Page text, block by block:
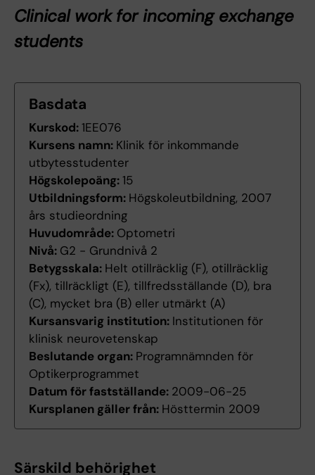
Clinical work for incoming exchange
students
Basdata
Kurskod:1EE076
Kursens namn: Klinik för inkommande
utbytesstudenter
Högskolepoäng:15
Utbildningsform: Högskoleutbildning, 2007
års studieordning
Huvudområde: Optometri
Nivå: G2 - Grundnivå 2
Betygsskala: Helt otillräcklig (F), otillräcklig
(Fx), tillräckligt (E), tillfredsställande (D), bra
(C), mycket bra (B) eller utmärkt (A)
Kursansvarig institution: Institutionen för
klinisk neurovetenskap
Beslutande organ: Programnämnden för
Optikerprogrammet
Datum för fastställande: 2009-06-25
Kursplanen gäller från: Hösttermin 2009
Särskild behörighet